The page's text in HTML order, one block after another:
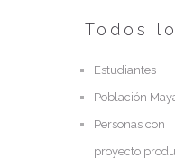
Todos
Estudiantes
Población
Personas con
proyecto